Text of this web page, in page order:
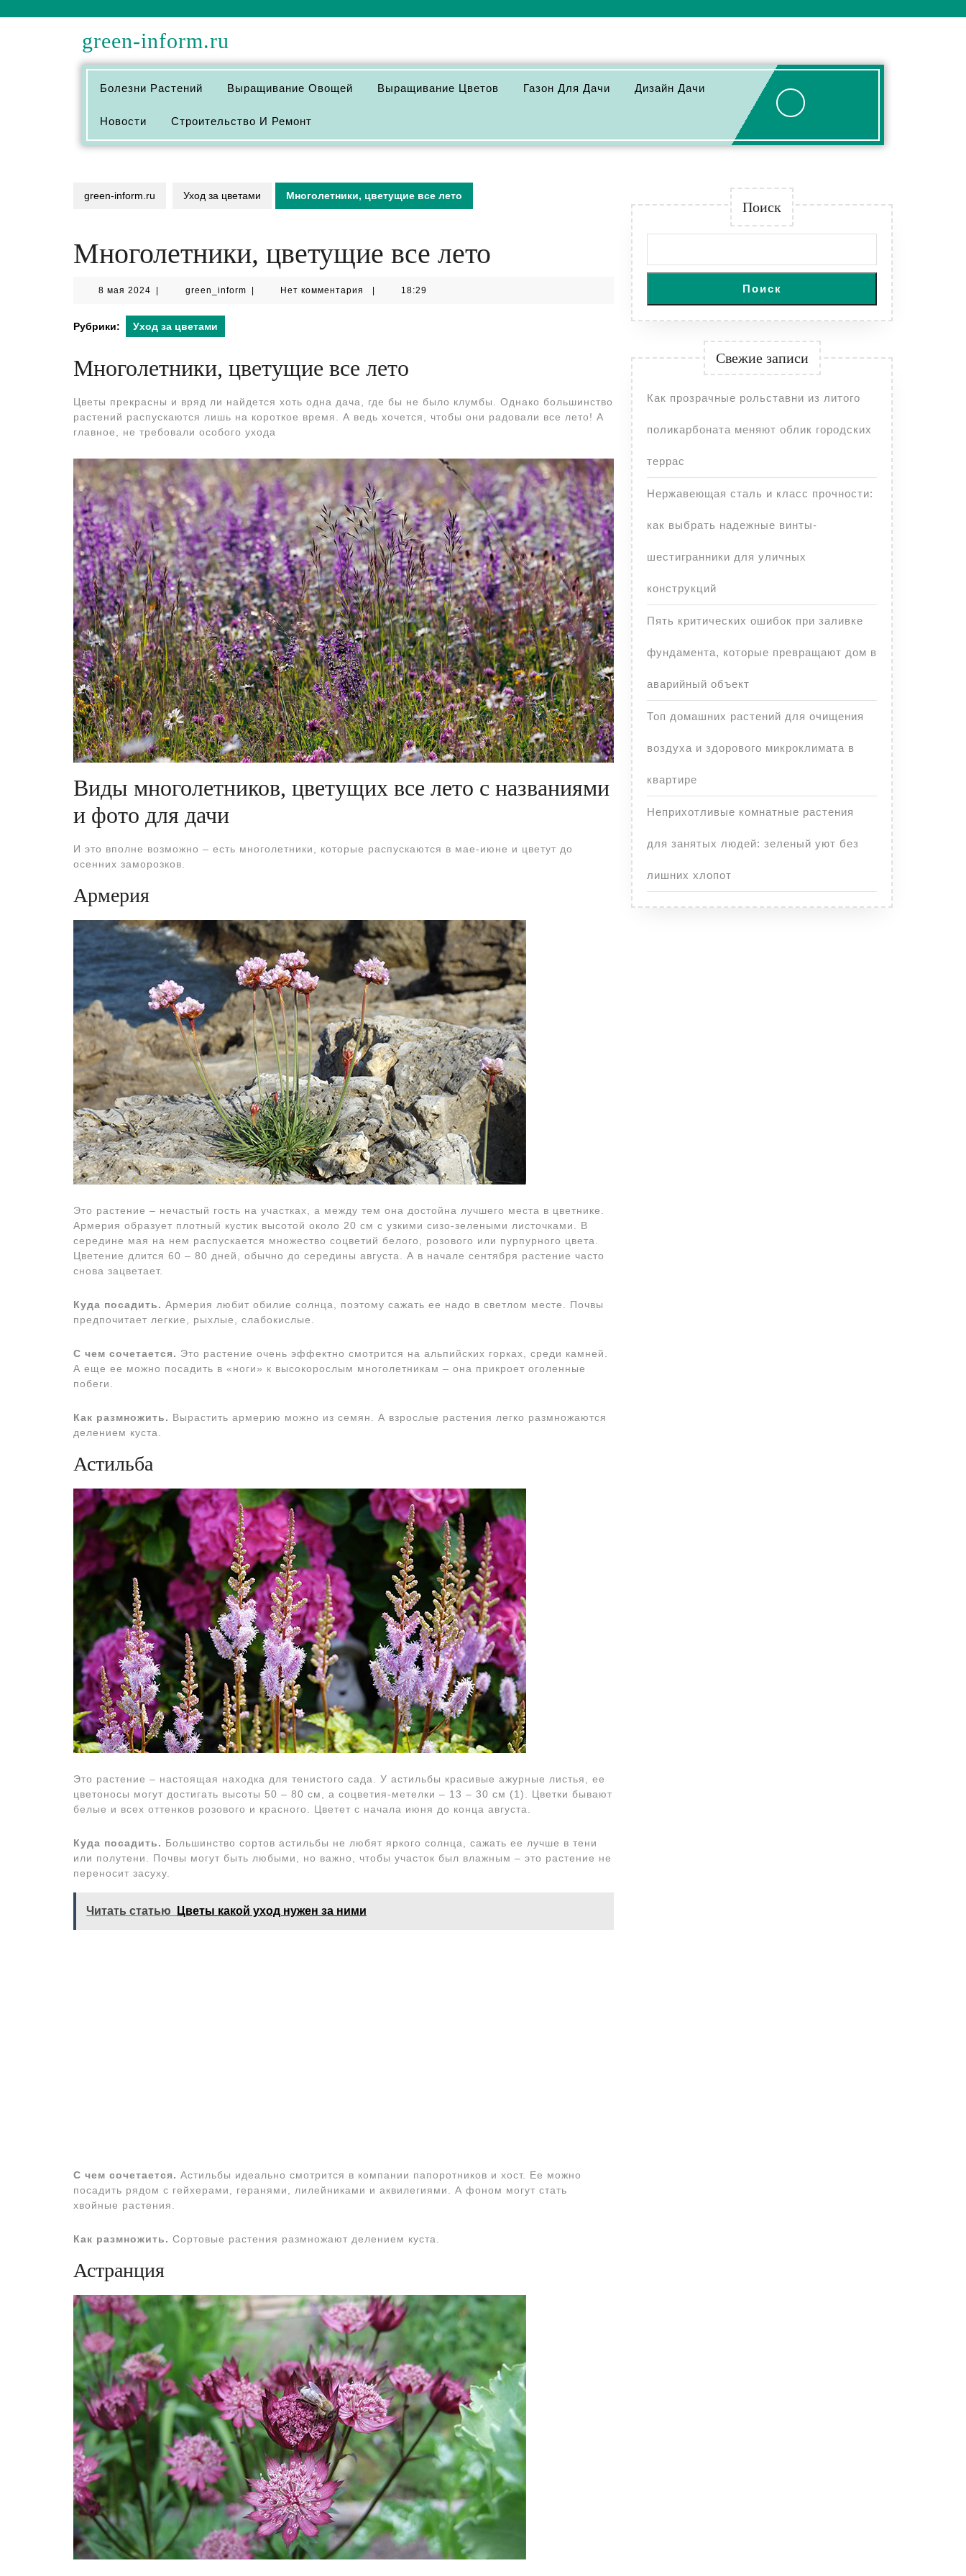
green-inform.ru
Болезни Растений Выращивание Овощей Выращивание Цветов Газон Для Дачи Дизайн Дачи
Новости Строительство И Ремонт
green-inform.ru Уход за цветами Многолетники, цветущие все лето
Многолетники, цветущие все лето
8 мая 2024
2024
green_informgreen_informНет комментария 18:29
Рубрики: Уход за цветами
Многолетники, цветущие все лето
Цветы прекрасны и вряд ли найдется хоть одна дача, где бы не было клумбы. Однако большинство
растений распускаются лишь на короткое время. А ведь хочется, чтобы они радовали все лето! А
главное, не требовали особого ухода
Виды многолетников, цветущих все лето с названиями
и фото для дачи
И это вполне возможно – есть многолетники, которые распускаются в мае-июне и цветут до
осенних заморозков.
Армерия
Это растение – нечастый гость на участках, а между тем она достойна лучшего места в цветнике.
Армерия образует плотный кустик высотой около 20 см с узкими сизо-зелеными листочками. В
середине мая на нем распускается множество соцветий белого, розового или пурпурного цвета.
Цветение длится 60 – 80 дней, обычно до середины августа. А в начале сентября растение часто
снова зацветает.
Куда посадить. Армерия любит обилие солнца, поэтому сажать ее надо в светлом месте. Почвы
предпочитает легкие, рыхлые, слабокислые.
С чем сочетается. Это растение очень эффектно смотрится на альпийских горках, среди камней.
А еще ее можно посадить в «ноги» к высокорослым многолетникам – она прикроет оголенные
побеги.
Как размножить. Вырастить армерию можно из семян. А взрослые растения легко размножаются
делением куста.
Астильба
Это растение – настоящая находка для тенистого сада. У астильбы красивые ажурные листья, ее
цветоносы могут достигать высоты 50 – 80 см, а соцветия-метелки – 13 – 30 см (1). Цветки бывают
белые и всех оттенков розового и красного. Цветет с начала июня до конца августа.
Куда посадить. Большинство сортов астильбы не любят яркого солнца, сажать ее лучше в тени
или полутени. Почвы могут быть любыми, но важно, чтобы участок был влажным – это растение не
переносит засуху.
Читать статью Цветы какой уход нужен за ними
С чем сочетается. Астильбы идеально смотрится в компании папоротников и хост. Ее можно
посадить рядом с гейхерами, геранями, лилейниками и аквилегиями. А фоном могут стать
хвойные растения.
Как размножить. Сортовые растения размножают делением куста.
Астранция
Поиск
Поиск
Свежие записи
Как прозрачные рольставни из литого
поликарбоната меняют облик городских
террас
Нержавеющая сталь и класс прочности:
как выбрать надежные винты-
шестигранники для уличных
конструкций
Пять критических ошибок при заливке
фундамента, которые превращают дом в
аварийный объект
Топ домашних растений для очищения
воздуха и здорового микроклимата в
квартире
Неприхотливые комнатные растения
для занятых людей: зеленый уют без
лишних хлопот